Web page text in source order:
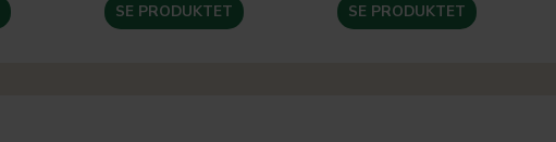
SE PRODUKTET SE PRODUKTET